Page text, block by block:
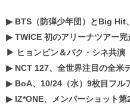
▶ BTS（防弾少年団）とBig Hit
▶TWICE 初のアリーナツアー完走！「東京ドーム 2DAYS」「ナゴ
▶ ヒョンビン＆パク・シネ共演「アル
▶ NCT 127、全世界注目の全米デビュー！
▶ BoA、10/24（水）9枚目フル
▶ IZ*ONE、メンバーショット第